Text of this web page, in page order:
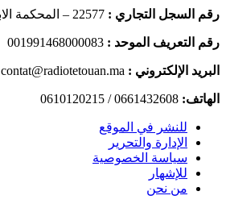
رقم السجل التجاري : 22577 – المحكمة الابتدائية بتطوان
رقم التعريف الموحد : 001991468000083
البريد الإلكتروني : contat@radiotetouan.ma
الهاتف: 0661432608 / 0610120215
للنشر في الموقع
الإدارة والتحرير
سياسة الخصوصية
للإشهار
من نحن